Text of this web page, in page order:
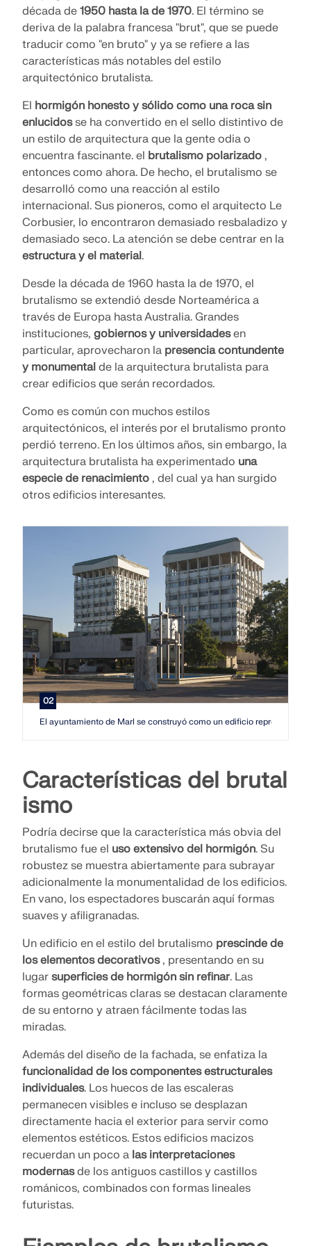
Documentación de API
Índice
Primeros pasos
Aplicaciones
Objetos del modelo
Suscripciones y precios
Ejemplos
AEF para conexiones de acero
Diseñe y analice las conexiones de acero utilizando
CBFEM, conforme a EN 1993‑1‑8 y AISC 360,
trabajo estructurales más rápidos y precisos.
SABER MÁS
Herramienta de Zona Geográfica
El servicio en línea de Dlubal proporciona mapas de
zonas para la determinación rápida de cargas de
nieve, velocidades del viento y datos sísmicos.
ZONAS DE CARGA
Productos anteriores
década de 1950 hasta la de 1970. El término se
deriva de la palabra francesa "brut", que se puede
traducir como "en bruto" y ya se refiere a las
características más notables del estilo
arquitectónico brutalista.
El hormigón honesto y sólido como una roca sin
enlucidosse ha convertido en el sello distintivo de
un estilo de arquitectura que la gente odia o
encuentra fascinante. el brutalismo polarizado ,
entonces como ahora. De hecho, el brutalismo se
desarrolló como una reacción al estilo
internacional. Sus pioneros, como el arquitecto Le
Corbusier, lo encontraron demasiado resbaladizo y
demasiado seco. La atención se debe centrar en la
estructura y el material.
Desde la década de 1960 hasta la de 1970, el
brutalismo se extendió desde Norteamérica a
través de Europa hasta Australia. Grandes
instituciones, gobiernos y universidadesen
particular, aprovecharon la presencia contundente
y monumental de la arquitectura brutalista para
crear edificios que serán recordados.
Como es común con muchos estilos
arquitectónicos, el interés por el brutalismo pronto
perdió terreno. En los últimos años, sin embargo, la
arquitectura brutalista ha experimentado una
especie de renacimiento , del cual ya han surgido
otros edificios interesantes.
02
El ayuntamiento de Marl se construyó como un edificio
Características del brutal
ismo
Podría decirse que la característica más obvia del
brutalismo fue el uso extensivo del hormigón. Su
robustez se muestra abiertamente para subrayar
adicionalmente la monumentalidad de los edificios.
En vano, los espectadores buscarán aquí formas
suaves y afiligranadas.
Un edificio en el estilo del brutalismo prescinde de
los elementos decorativos, presentando en su
lugar superficies de hormigón sin refinar. Las
formas geométricas claras se destacan claramente
de su entorno y atraen fácilmente todas las
miradas.
Además del diseño de la fachada, se enfatiza la
funcionalidad de los componentes estructurales
individuales. Los huecos de las escaleras
permanecen visibles e incluso se desplazan
directamente hacia el exterior para servir como
elementos estéticos. Estos edificios macizos
recuerdan un poco a las interpretaciones
modernasde los antiguos castillos y castillos
románicos, combinados con formas lineales
futuristas.